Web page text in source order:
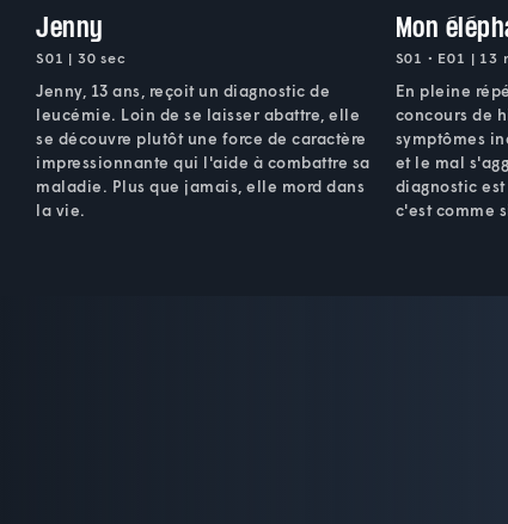
Jenny
S01 | 30 sec
Jenny, 13 ans, reçoit un diagnostic de
leucémie. Loin de se laisser abattre, elle
se découvre plutôt une force de caractère
impressionnante qui l'aide à combattre sa
maladie. Plus que jamais, elle mord dans
la vie.
Mon
S01 • E01 | 13
En pleine
concours de
symptômes
et le mal
diagnostic est
c'est comme